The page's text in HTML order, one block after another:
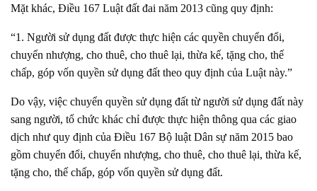
Mặt khác, Điều 167 Luật đất đai năm 2013 cũng quy định:
“1. Người sử dụng đất được thực hiện các quyền chuyển đổi,
chuyển nhượng, cho thuê, cho thuê lại, thừa kế, tặng cho, thế
chấp, góp vốn quyền sử dụng đất theo quy định của Luật này.”
Do vậy, việc chuyển quyền sử dụng đất từ người sử dụng đất này
sang người, tổ chức khác chỉ được thực hiện thông qua các giao
dịch như quy định của Điều 167 Bộ luật Dân sự năm 2015 bao
gồm chuyển đổi, chuyển nhượng, cho thuê, cho thuê lại, thừa kế,
tặng cho, thế chấp, góp vốn quyền sử dụng đất.